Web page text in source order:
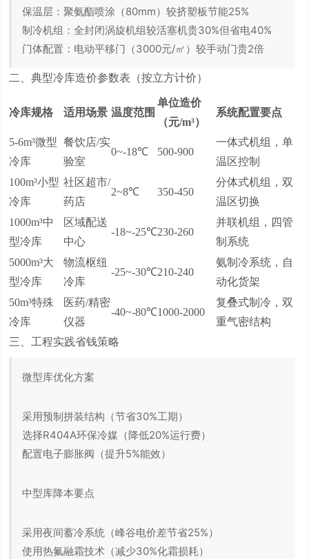
保温层：聚氨酯喷涂（80mm）较挤塑板节能25%
制冷机组：全封闭涡旋机组较活塞机贵30%但省电40%
门体配置：电动平移门（3000元/㎡）较手动门贵2倍
二、典型冷库造价参数表（按立方计价）
冷库规格 适用场景 温度范围
单位造价
（元/m³）
系统配置要点
5-6m³微型
冷库
餐饮店/实
验室
0~-18℃ 500-900
一体式机组，单
温区控制
100m³小型
冷库
社区超市/
药店
2~8℃ 350-450
分体式机组，双
温区切换
1000m³中
型冷库
区域配送
中心
-18~-25℃230-260
并联机组，四管
制系统
5000m³大
型冷库
物流枢纽
冷库
-25~-30℃210-240
氨制冷系统，自
动化货架
50m³特殊
冷库
医药/精密
仪器
-40~-80℃1000-2000
复叠式制冷，双
重气密结构
三、工程实践省钱策略
微型库优化方案
采用预制拼装结构（节省30%工期）
选择R404A环保冷媒（降低20%运行费）
配置电子膨胀阀（提升5%能效）
中型库降本要点
采用夜间蓄冷系统（峰谷电价差节省25%）
使用热氟融霜技术（减少30%化霜损耗）